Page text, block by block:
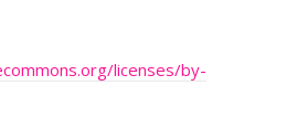
licenses/by-